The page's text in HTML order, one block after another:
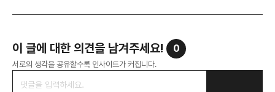
이 글에 대한 의견을 남겨주세요! 0
서로의 생각을 공유할수록 인사이트가 커집니다.